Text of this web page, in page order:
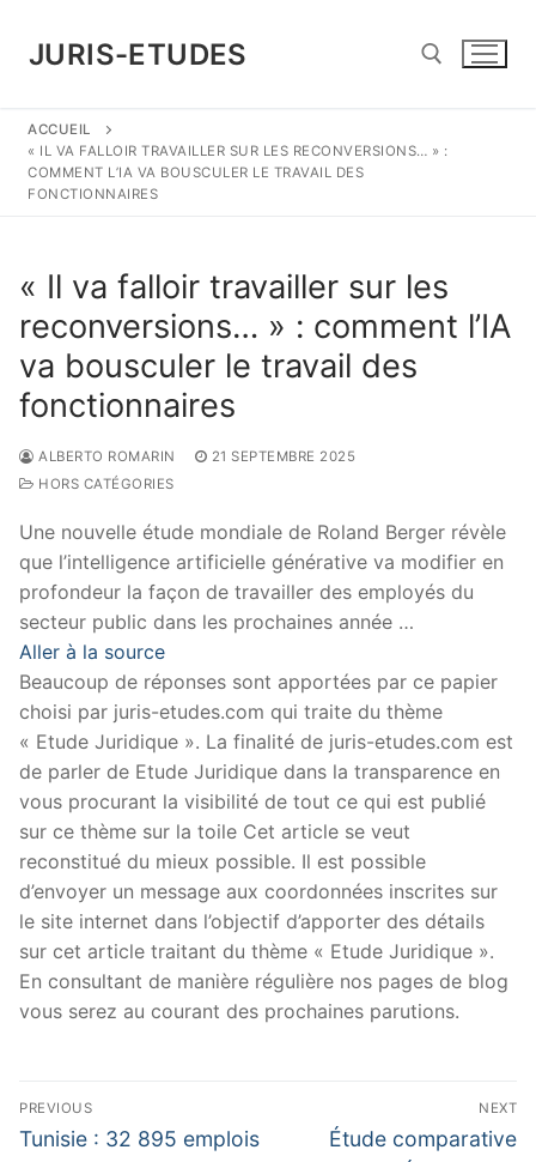
contenu
JURIS-ETUDES
ACCUEIL
« IL VA FALLOIR TRAVAILLER SUR LES RECONVERSIONS… » :
COMMENT L’IA VA BOUSCULER LE TRAVAIL DES
FONCTIONNAIRES
« Il va falloir travailler sur les
reconversions… » : comment l’IA
va bousculer le travail des
fonctionnaires
ALBERTO ROMARIN
21 SEPTEMBRE 2025
HORS CATÉGORIES
Une nouvelle étude mondiale de Roland Berger révèle
que l’intelligence artificielle générative va modifier en
profondeur la façon de travailler des employés du
secteur public dans les prochaines année …
Aller à la source
Beaucoup de réponses sont apportées par ce papier
choisi par juris-etudes.com qui traite du thème
« Etude Juridique ». La finalité de juris-etudes.com est
de parler de Etude Juridique dans la transparence en
vous procurant la visibilité de tout ce qui est publié
sur ce thème sur la toile Cet article se veut
reconstitué du mieux possible. Il est possible
d’envoyer un message aux coordonnées inscrites sur
le site internet dans l’objectif d’apporter des détails
sur cet article traitant du thème « Etude Juridique ».
En consultant de manière régulière nos pages de blog
vous serez au courant des prochaines parutions.
Navigation
de
PREVIOUS
Previous
Tunisie : 32 895 emplois
NEXT
Next
Étude comparative